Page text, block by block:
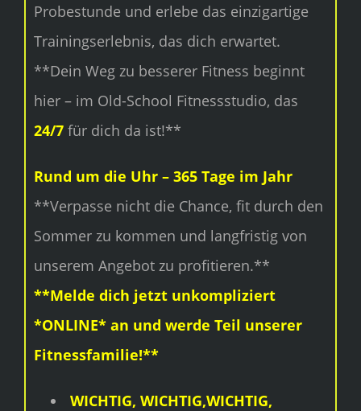
Probestunde und erlebe das einzigartige
Trainingserlebnis, das dich erwartet.
**Dein Weg zu besserer Fitness beginnt
hier – im Old-School Fitnessstudio, das
24/7 für dich da ist!**
Rund um die Uhr – 365 Tage im Jahr
**Verpasse nicht die Chance, fit durch den
Sommer zu kommen und langfristig von
unserem Angebot zu profitieren.**
**Melde dich jetzt unkompliziert
*ONLINE* an und werde Teil unserer
Fitnessfamilie!**
WICHTIG, WICHTIG,WICHTIG,